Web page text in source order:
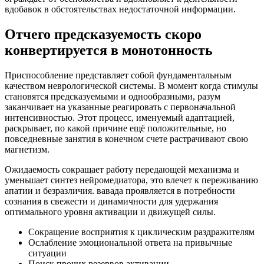
вдобавок в обстоятельствах недостаточной информации.
Отчего предсказуемость скоро
конвертируется в монотонность
Приспособление представляет собой фундаментальным
качеством неврологической системы. В момент когда стимулы
становятся предсказуемыми и однообразными, разум
заканчивает на указанные реагировать с первоначальной
интенсивностью. Этот процесс, именуемый адаптацией,
раскрывает, по какой причине ещё положительные, но
повседневные занятия в конечном счете растрачивают свою
магнетизм.
Ожидаемость сокращает работу передающей механизма и
уменьшает синтез нейромедиатора, это влечет к переживанию
апатии и безразличия. вавада проявляется в потребности
сознания в свежести и динамичности для удержания
оптимального уровня активации и движущей силы.
Сокращение восприятия к циклическим раздражителям
Ослабление эмоциональной ответа на привычные
ситуации